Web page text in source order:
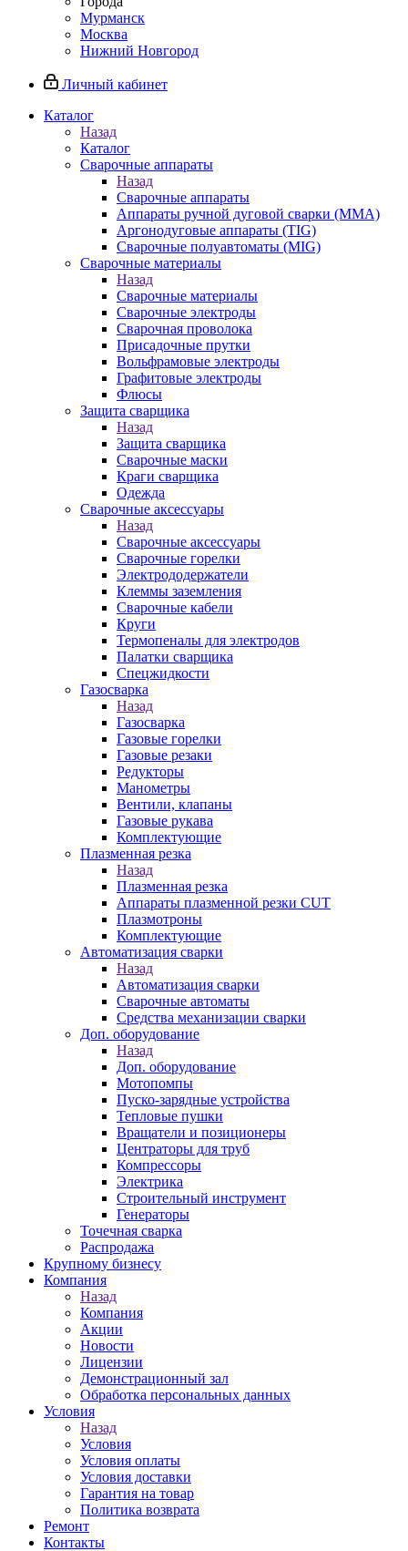
Мурманск
Москва
Нижний Новгород
Личный кабинет
Каталог
Назад
Каталог
Сварочные аппараты
Назад
Сварочные аппараты
Аппараты ручной дуговой сварки (MMA)
Аргонодуговые аппараты (TIG)
Сварочные полуавтоматы (MIG)
Сварочные материалы
Назад
Сварочные материалы
Сварочные электроды
Сварочная проволока
Присадочные прутки
Вольфрамовые электроды
Графитовые электроды
Флюсы
Защита сварщика
Назад
Защита сварщика
Сварочные маски
Краги сварщика
Одежда
Сварочные аксессуары
Назад
Сварочные аксессуары
Сварочные горелки
Электрододержатели
Клеммы заземления
Сварочные кабели
Круги
Термопеналы для электродов
Палатки сварщика
Спецжидкости
Газосварка
Назад
Газосварка
Газовые горелки
Газовые резаки
Редукторы
Манометры
Вентили, клапаны
Газовые рукава
Комплектующие
Плазменная резка
Назад
Плазменная резка
Аппараты плазменной резки CUT
Плазмотроны
Комплектующие
Автоматизация сварки
Назад
Автоматизация сварки
Сварочные автоматы
Средства механизации сварки
Доп. оборудование
Назад
Доп. оборудование
Мотопомпы
Пуско-зарядные устройства
Тепловые пушки
Вращатели и позиционеры
Центраторы для труб
Компрессоры
Электрика
Строительный инструмент
Генераторы
Точечная сварка
Распродажа
Крупному бизнесу
Компания
Назад
Компания
Акции
Новости
Лицензии
Демонстрационный зал
Обработка персональных данных
Условия
Назад
Условия
Условия оплаты
Условия доставки
Гарантия на товар
Политика возврата
Ремонт
Контакты